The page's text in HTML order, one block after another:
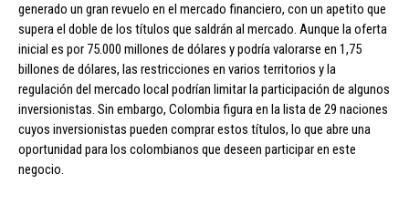
generado un gran revuelo en el mercado financiero, con un apetito que
supera el doble de los títulos que saldrán al mercado. Aunque la oferta
inicial es por 75.000 millones de dólares y podría valorarse en 1,75
billones de dólares, las restricciones en varios territorios y la
regulación del mercado local podrían limitar la participación de algunos
inversionistas. Sin embargo, Colombia figura en la lista de 29 naciones
cuyos inversionistas pueden comprar estos títulos, lo que abre una
oportunidad para los colombianos que deseen participar en este
negocio.